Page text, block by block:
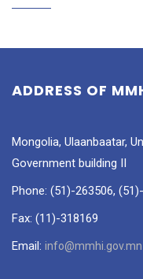
ADDRESS OF
Mongolia, Ulaanbaatar,
Government building II
Phone: (51)-263506,
Fax: (11)-318169
Email: info@mmhi.gov.mn